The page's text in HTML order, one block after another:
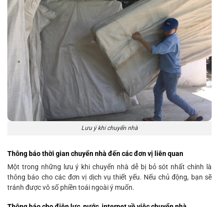
Lưu ý khi chuyển nhà
Thông báo thời gian chuyển nhà đến các đơn vị liên quan
Một trong những lưu ý khi chuyển nhà dễ bị bỏ sót nhất chính là
thông báo cho các đơn vị dịch vụ thiết yếu. Nếu chủ động, bạn sẽ
tránh được vô số phiền toái ngoài ý muốn.